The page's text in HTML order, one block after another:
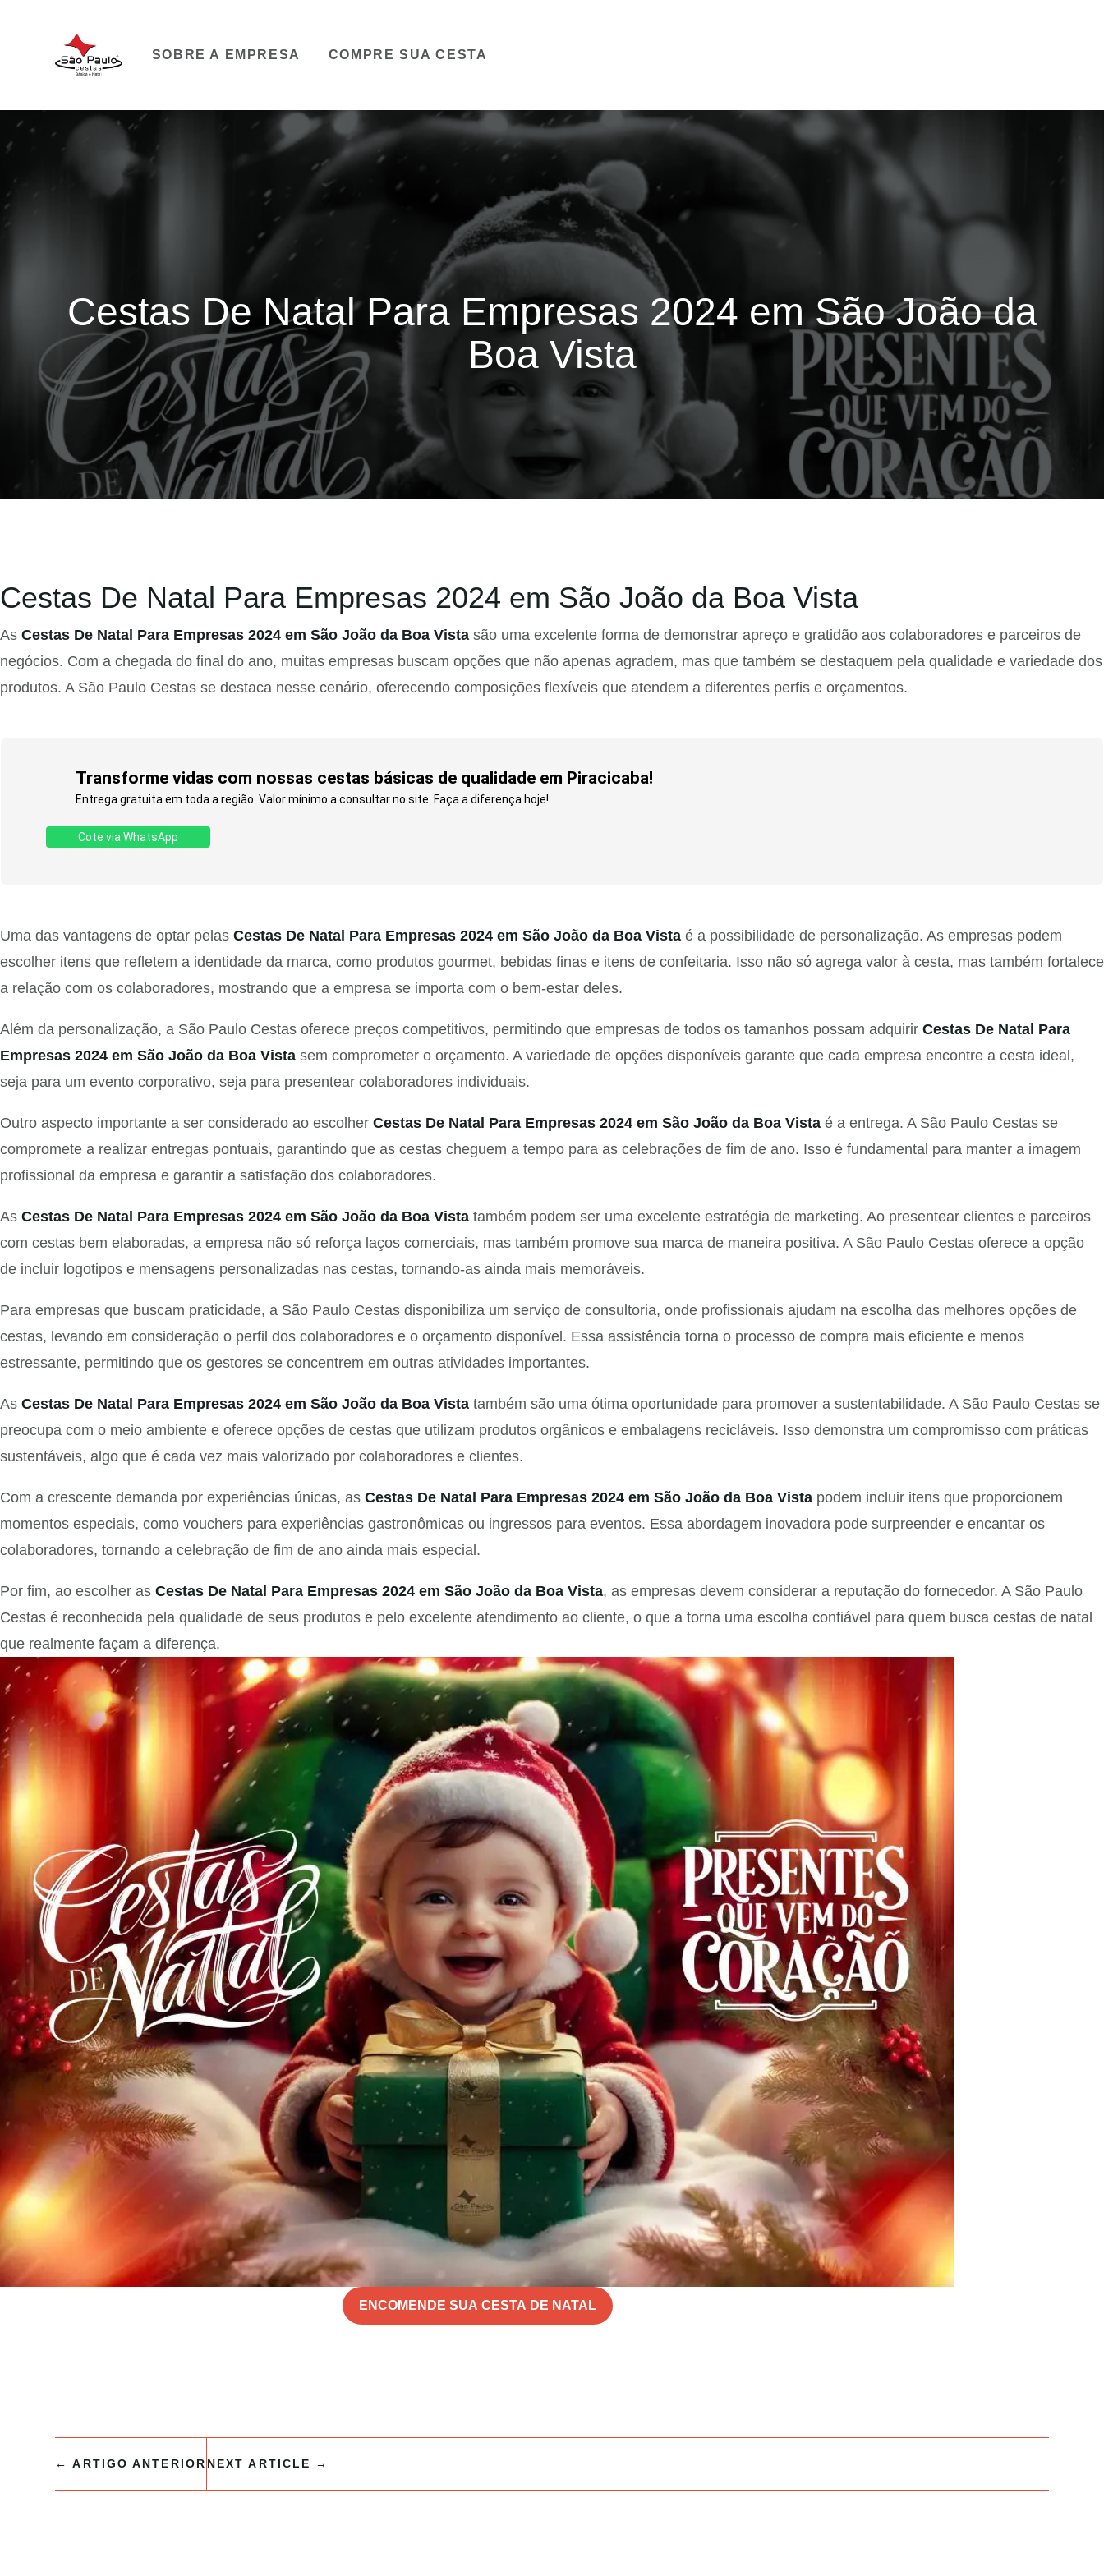
SOBRE A EMPRESA COMPRE SUA CESTA
Cestas De Natal Para Empresas 2024 em São João da
Boa Vista
Cestas De Natal Para Empresas 2024 em São João da Boa Vista
As Cestas De Natal Para Empresas 2024 em São João da Boa Vista são uma excelente forma de demonstrar apreço e gratidão aos colaboradores e parceiros de
negócios. Com a chegada do final do ano, muitas empresas buscam opções que não apenas agradem, mas que também se destaquem pela qualidade e variedade dos
produtos. A São Paulo Cestas se destaca nesse cenário, oferecendo composições flexíveis que atendem a diferentes perfis e orçamentos.
Transforme vidas com nossas cestas básicas de qualidade em Piracicaba!
Entrega gratuita em toda a região. Valor mínimo a consultar no site. Faça a diferença hoje!
Cote via WhatsApp
Uma das vantagens de optar pelas Cestas De Natal Para Empresas 2024 em São João da Boa Vista é a possibilidade de personalização. As empresas podem
escolher itens que refletem a identidade da marca, como produtos gourmet, bebidas finas e itens de confeitaria. Isso não só agrega valor à cesta, mas também fortalece
a relação com os colaboradores, mostrando que a empresa se importa com o bem-estar deles.
Além da personalização, a São Paulo Cestas oferece preços competitivos, permitindo que empresas de todos os tamanhos possam adquirir Cestas De Natal Para
Empresas 2024 em São João da Boa Vista sem comprometer o orçamento. A variedade de opções disponíveis garante que cada empresa encontre a cesta ideal,
seja para um evento corporativo, seja para presentear colaboradores individuais.
Outro aspecto importante a ser considerado ao escolher Cestas De Natal Para Empresas 2024 em São João da Boa Vista é a entrega. A São Paulo Cestas se
compromete a realizar entregas pontuais, garantindo que as cestas cheguem a tempo para as celebrações de fim de ano. Isso é fundamental para manter a imagem
profissional da empresa e garantir a satisfação dos colaboradores.
As Cestas De Natal Para Empresas 2024 em São João da Boa Vista também podem ser uma excelente estratégia de marketing. Ao presentear clientes e parceiros
com cestas bem elaboradas, a empresa não só reforça laços comerciais, mas também promove sua marca de maneira positiva. A São Paulo Cestas oferece a opção
de incluir logotipos e mensagens personalizadas nas cestas, tornando-as ainda mais memoráveis.
Para empresas que buscam praticidade, a São Paulo Cestas disponibiliza um serviço de consultoria, onde profissionais ajudam na escolha das melhores opções de
cestas, levando em consideração o perfil dos colaboradores e o orçamento disponível. Essa assistência torna o processo de compra mais eficiente e menos
estressante, permitindo que os gestores se concentrem em outras atividades importantes.
As Cestas De Natal Para Empresas 2024 em São João da Boa Vista também são uma ótima oportunidade para promover a sustentabilidade. A São Paulo Cestas se
preocupa com o meio ambiente e oferece opções de cestas que utilizam produtos orgânicos e embalagens recicláveis. Isso demonstra um compromisso com práticas
sustentáveis, algo que é cada vez mais valorizado por colaboradores e clientes.
Com a crescente demanda por experiências únicas, as Cestas De Natal Para Empresas 2024 em São João da Boa Vista podem incluir itens que proporcionem
momentos especiais, como vouchers para experiências gastronômicas ou ingressos para eventos. Essa abordagem inovadora pode surpreender e encantar os
colaboradores, tornando a celebração de fim de ano ainda mais especial.
Por fim, ao escolher as Cestas De Natal Para Empresas 2024 em São João da Boa Vista, as empresas devem considerar a reputação do fornecedor. A São Paulo
Cestas é reconhecida pela qualidade de seus produtos e pelo excelente atendimento ao cliente, o que a torna uma escolha confiável para quem busca cestas de natal
que realmente façam a diferença.
ENCOMENDE SUA CESTA DE NATAL
←ARTIGO ANTERIOR NEXT ARTICLE →